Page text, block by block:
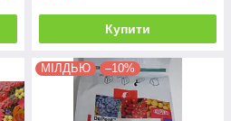
Купити
МІЛДЬЮ –10%